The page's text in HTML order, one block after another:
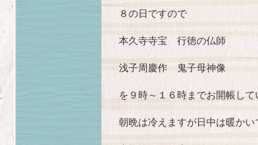
８の日ですので
本久寺寺宝 行徳の仏師
浅子周慶作 鬼子母神像
を９時～１６時までお開帳して
朝晩は冷えますが日中は暖かい